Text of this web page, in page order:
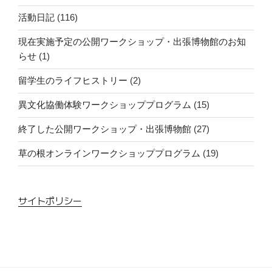
催）
で
真
展
を
行
い
す。”
の
活動日記 (116)
現在実施予定の公開ワークショップ・出張博物館のお知
らせ (1)
留学生のライフヒストリー (2)
異文化協働体験ワークショッププログラム (15)
終了した公開ワークショップ・出張博物館 (27)
草の根オンラインワークショッププログラム (19)
サイトポリシー